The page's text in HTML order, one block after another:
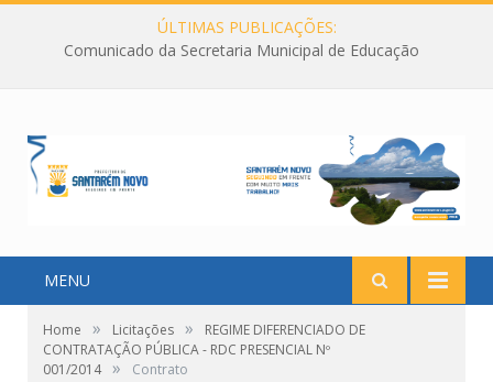
ÚLTIMAS PUBLICAÇÕES:
Comunicado da Secretaria Municipal de Educação
MENU
Home » Licitações »
REGIME DIFERENCIADO DE
CONTRATAÇÃO PÚBLICA - RDC PRESENCIAL Nº
001/2014 » Contrato